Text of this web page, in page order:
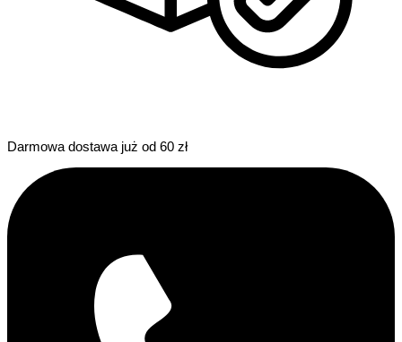
Darmowa dostawa już od 60 zł